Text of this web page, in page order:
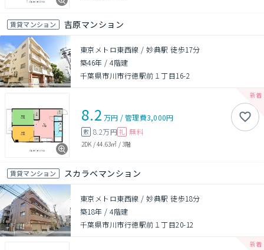
賃貸マンション 吉原マンション
東京メトロ東西線 / 妙典駅 徒歩17分
築46年 /4階建
千葉県市川市行徳駅前１丁目16-2
8.2 万円 /管理費3,000円
敷 8.2万円 礼 無料
2DK /44.63㎡ /3階
賃貸マンション スカラベマンション
東京メトロ東西線 / 妙典駅 徒歩18分
築18年 /4階建
千葉県市川市行徳駅前１丁目20-12